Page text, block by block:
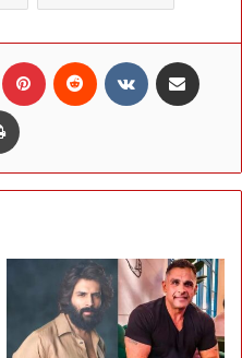
Tumblr Pinterest Reddit VKontakte
Print